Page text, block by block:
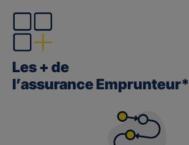
Les + de
l’assurance Emprunteur*